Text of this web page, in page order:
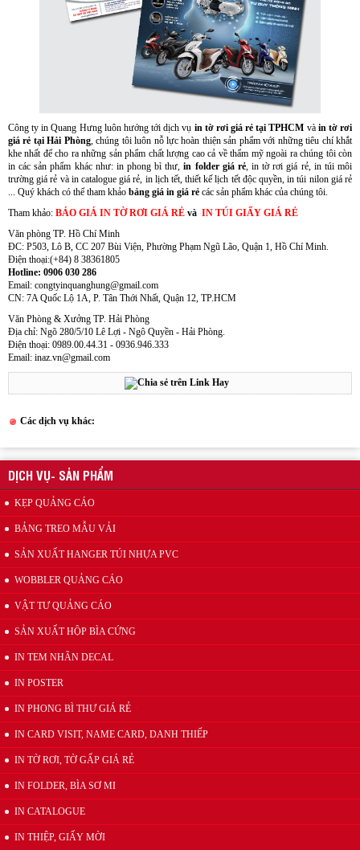
Công ty in Quang Hưng luôn hướng tới dịch vụ in tờ rơi giá rẻ tại TPHCM và in tờ rơi
giá rẻ tại Hải Phòng, chúng tôi luôn nỗ lực hoàn thiện sản phẩm với những tiêu chí khắt
khe nhất để cho ra những sản phẩm chất lượng cao cả về thẩm mỹ ngoài ra chúng tôi còn
in các sản phẩm khác như: in phong bì thư, in folder giá rẻ, in tờ rơi giá rẻ, in túi môi
trường giá rẻ và in catalogue giá rẻ, in lịch tết, thiết kế lịch tết độc quyền, in túi nilon giá rẻ
... Quý khách có thể tham khảo bảng giá in giá rẻ các sản phẩm khác của chúng tôi.
Tham khảo: BÁO GIÁ IN TỜ RƠI GIÁ RẺ và IN TÚI GIẤY GIÁ RẺ
Văn phòng TP. Hồ Chí Minh
ĐC: P503, Lô B, CC 207 Bùi Viện, Phường Phạm Ngũ Lão, Quận 1, Hồ Chí Minh.
Điện thoại:(+84) 8 38361805
Hotline: 0906 030 286
Email: congtyinquanghung@gmail.com
CN: 7A Quốc Lộ 1A, P. Tân Thới Nhất, Quận 12, TP.HCM
Văn Phòng & Xưởng TP. Hải Phòng
Địa chỉ: Ngõ 280/5/10 Lê Lợi - Ngô Quyền - Hải Phòng.
Điện thoại: 0989.00.44.31 - 0936.946.333
Email: inaz.vn@gmail.com
Các dịch vụ khác:
DỊCH VỤ- SẢN PHẨM
KẸP QUẢNG CÁO
BẢNG TREO MẪU VẢI
SẢN XUẤT HANGER TÚI NHỰA PVC
WOBBLER QUẢNG CÁO
VẬT TƯ QUẢNG CÁO
SẢN XUẤT HỘP BÌA CỨNG
IN TEM NHÃN DECAL
IN POSTER
IN PHONG BÌ THƯ GIÁ RẺ
IN CARD VISIT, NAME CARD, DANH THIẾP
IN TỜ RƠI, TỜ GẤP GIÁ RẺ
IN FOLDER, BÌA SƠ MI
IN CATALOGUE
IN THIỆP, GIẤY MỜI
Mẫu kẹp lò xo inox quảng cáo
Wobbler đế nhựa
Wobbler quảng cáo để bàn 2 thân
Móc nhựa treo mẫu vải, móc nhựa sample hanger